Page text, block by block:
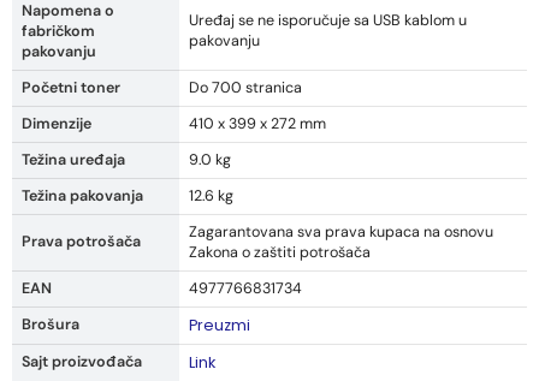
Napomena o
fabričkom
pakovanju
Uređaj se ne isporučuje sa USB kablom u
pakovanju
Početni toner
Do 700 stranica
Dimenzije
410 x 399 x 272 mm
Težina uređaja
9.0 kg
Težina pakovanja
12.6 kg
Prava potrošača
Zagarantovana sva prava kupaca na osnovu
Zakona o zaštiti potrošača
EAN
4977766831734
Brošura
Preuzmi
Sajt proizvođača Link